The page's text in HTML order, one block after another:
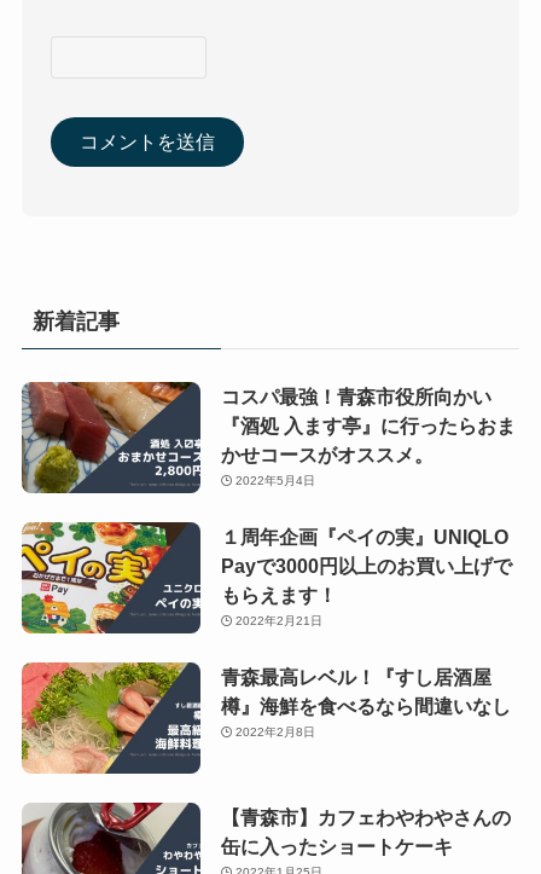
新着記事
コスパ最強！青森市役所向かい
『酒処 入ます亭』に行ったらおま
かせコースがオススメ。
2022年5月4日
１周年企画『ペイの実』UNIQLO
Payで3000円以上のお買い上げで
もらえます！
2022年2月21日
青森最高レベル！『すし居酒屋
樽』海鮮を食べるなら間違いなし
2022年2月8日
【青森市】カフェわやわやさんの
缶に入ったショートケーキ